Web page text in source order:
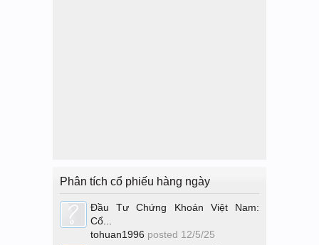
Phân tích cổ phiếu hàng ngày
Đầu Tư Chứng Khoán Việt Nam:
Cổ...
tohuan1996 posted 12/5/25